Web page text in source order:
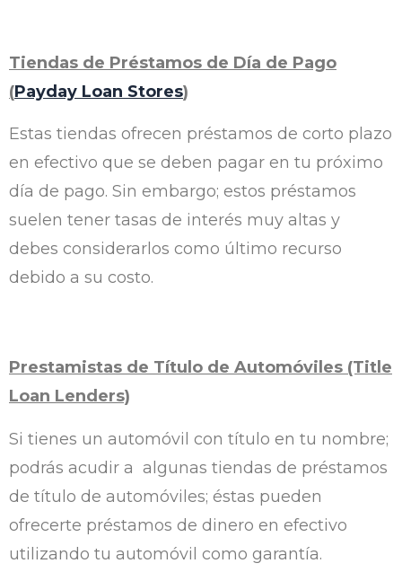
Tiendas de Préstamos de Día de Pago
(Payday Loan Stores)
Estas tiendas ofrecen préstamos de corto plazo
en efectivo que se deben pagar en tu próximo
día de pago. Sin embargo; estos préstamos
suelen tener tasas de interés muy altas y
debes considerarlos como último recurso
debido a su costo.
Prestamistas de Título de Automóviles (Title
Loan Lenders)
Si tienes un automóvil con título en tu nombre;
podrás acudir a algunas tiendas de préstamos
de título de automóviles; éstas pueden
ofrecerte préstamos de dinero en efectivo
utilizando tu automóvil como garantía.